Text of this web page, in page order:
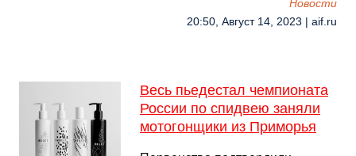
Новости
20:50, Август 14, 2023 | aif.ru
Весь пьедестал чемпионата
России по спидвею заняли
мотогонщики из Приморья